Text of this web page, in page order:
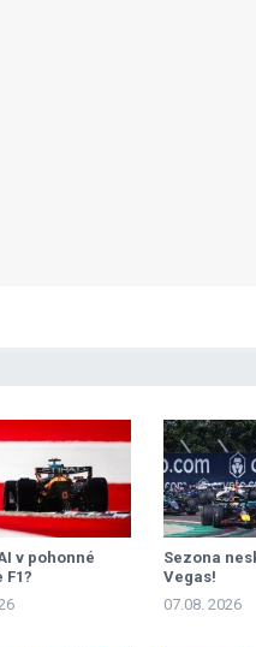
v pohonné
F1?
Sezona
Vegas!
07.08. 2026